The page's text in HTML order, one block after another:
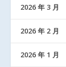
2026 年 3 月
2026 年 2 月
2026 年 1 月